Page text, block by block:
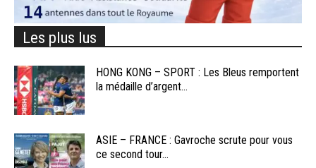
Les plus lus
HONG KONG – SPORT : Les Bleus remportent
la médaille d’argent...
ASIE – FRANCE : Gavroche scrute pour vous
ce second tour...